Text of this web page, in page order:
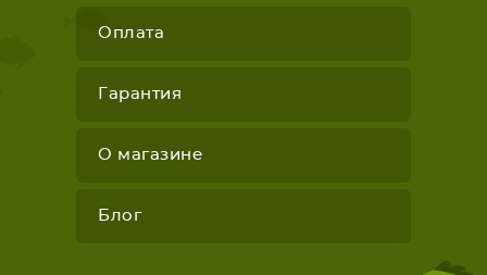
Оплата
Гарантия
О магазине
Блог